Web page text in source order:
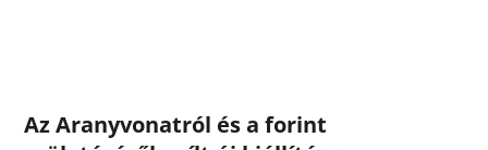
Az Aranyvonatról és a forint